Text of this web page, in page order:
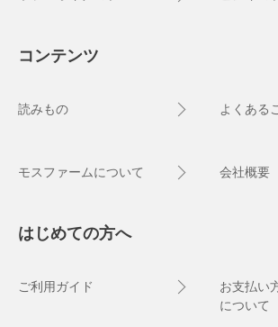
コンテンツ
読みもの よくある
モスファームについて 会社概要
はじめての方へ
ご利用ガイド
お支払い
について